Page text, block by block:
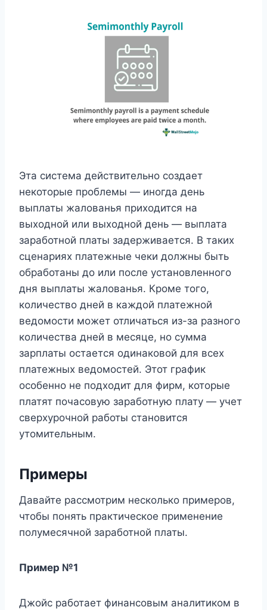
Эта система действительно создает
некоторые проблемы — иногда день
выплаты жалованья приходится на
выходной или выходной день — выплата
заработной платы задерживается. В таких
сценариях платежные чеки должны быть
обработаны до или после установленного
дня выплаты жалованья. Кроме того,
количество дней в каждой платежной
ведомости может отличаться из-за разного
количества дней в месяце, но сумма
зарплаты остается одинаковой для всех
платежных ведомостей. Этот график
особенно не подходит для фирм, которые
платят почасовую заработную плату — учет
сверхурочной работы становится
утомительным.
Примеры
Давайте рассмотрим несколько примеров,
чтобы понять практическое применение
полумесячной заработной платы.
Пример №1
Джойс работает финансовым аналитиком в